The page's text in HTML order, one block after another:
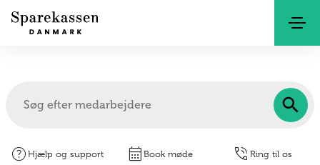
help Hjælp og support calendar_monthBook møde phone_in_talkRing til os